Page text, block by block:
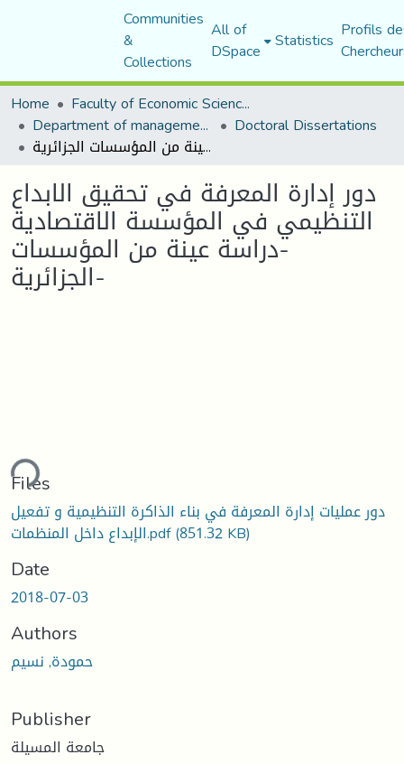
Communities
&
Collections
All of
DSpace Statistics Profils
Home
Faculty of Economic Sciences, Commerce and Management Sciences
Department of management sciences Doctoral Dissertations
دور إدارة المعرفة في تحقيق الابداع التنظيمي في المؤسسة الاقتصادية -دراسة عينة من المؤسسات الجزائرية-
دور إدارة المعرفة في تحقيق الابداع
التنظيمي في المؤسسة الاقتصادية
-دراسة عينة من المؤسسات
الجزائرية-
Files
دور عمليات إدارة المعرفة في بناء الذاكرة التنظيمية و تفعيل
الإبداع داخل المنظمات.pdf(851.32 KB)
Date
2018-07-03
Authors
حمودة, نسيم
Publisher
جامعة المسيلة